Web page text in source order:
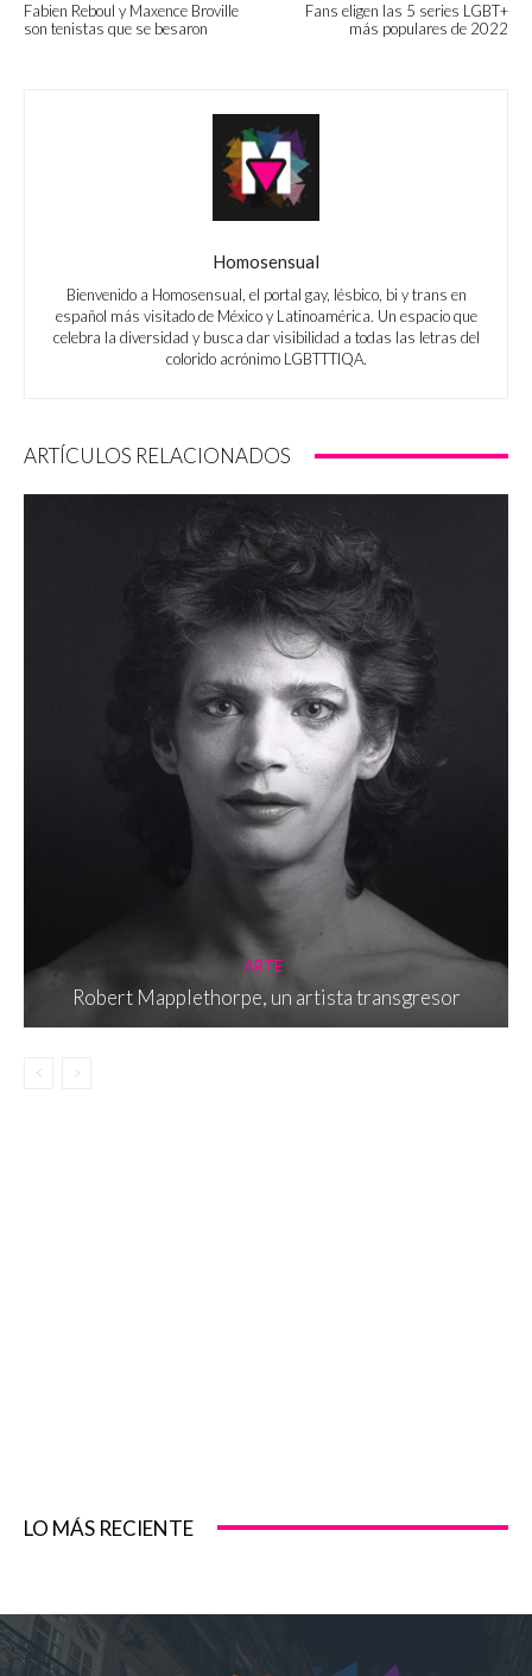
Fabien Reboul y Maxence Broville
son tenistas que se besaron
Fans eligen las 5 series LGBT+
más populares de 2022
Homosensual
Bienvenido a Homosensual, el portal gay, lésbico, bi y trans en
español más visitado de México y Latinoamérica. Un espacio que
celebra la diversidad y busca dar visibilidad a todas las letras del
colorido acrónimo LGBTTTIQA.
ARTÍCULOS RELACIONADOS
ARTE
Robert Mapplethorpe, un artista transgresor
LO MÁS RECIENTE